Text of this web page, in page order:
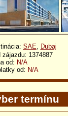
SAE, Dubaj
zájazdu: 1374887
od: N/A
od: N/A
termínu